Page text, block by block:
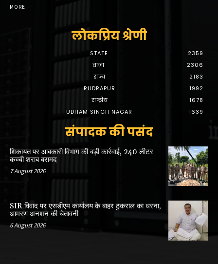
MORE
लोकप्रिय श्रेणी
STATE
2359
ताज़ा
2306
राज्य
2183
RUDRAPUR
1992
राष्ट्रीय
1678
UDHAM SINGH NAGAR
1639
संपादक की पसंद
शिकायत पर आबकारी विभाग की बड़ी कार्रवाई, 240 लीटर
कच्ची शराब बरामद
7 August 2026
SIR विवाद पर एसडीएम कार्यालय के बाहर ठुकराल का धरना,
आमरण अनशन की चेतावनी
6 August 2026